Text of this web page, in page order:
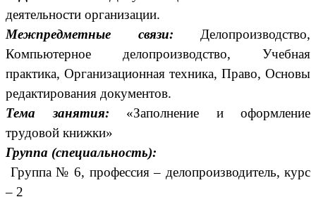
деятельности организации.
Межпредметные связи: Делопроизводство,
Компьютерное делопроизводство, Учебная
практика, Организационная техника, Право, Основы
редактирования документов.
Тема занятия: «Заполнение и оформление
трудовой книжки»
Группа (специальность):
Группа № 6, профессия – делопроизводитель, курс
– 2